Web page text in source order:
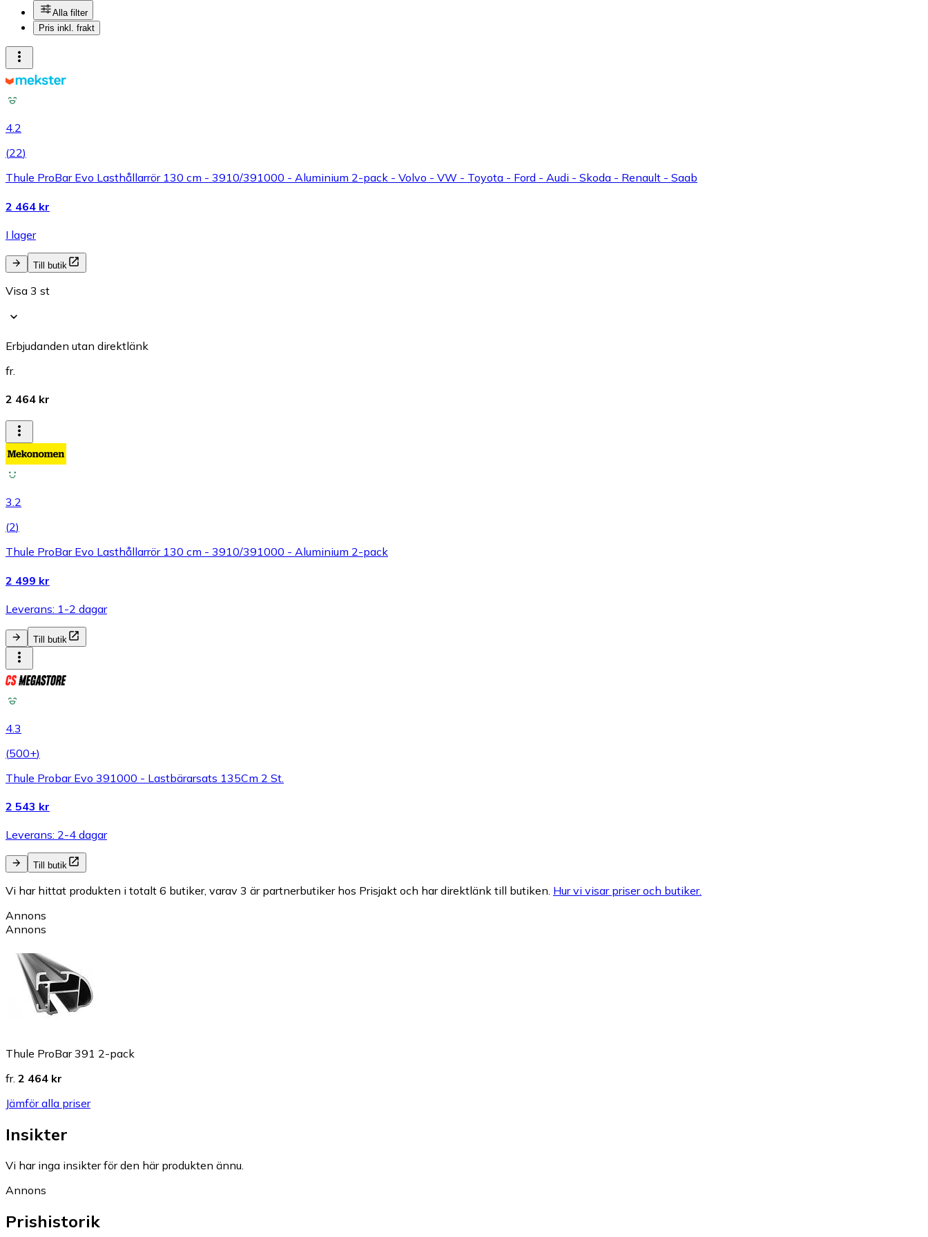
Alla filter
Pris inkl. frakt
4.2
(22)
Thule ProBar Evo Lasthållarrör 130 cm - 3910/391000 - Aluminium 2-pack - Volvo - VW - Toyota - Ford - Audi - Skoda - Renault - Saab
2 464 kr
I lager
Till butik
Visa 3 st
Erbjudanden utan direktlänk
fr.
2 464 kr
3.2
(2)
Thule ProBar Evo Lasthållarrör 130 cm - 3910/391000 - Aluminium 2-pack
2 499 kr
Leverans: 1-2 dagar
Till butik
4.3
(500+)
Thule Probar Evo 391000 - Lastbärarsats 135Cm 2 St.
2 543 kr
Leverans: 2-4 dagar
Till butik
Vi har hittat produkten i totalt 6 butiker, varav 3 är partnerbutiker hos Prisjakt och har direktlänk till butiken. Hur vi visar priser och butiker.
Annons
Annons
Thule ProBar 391 2-pack
fr. 2 464 kr
Jämför alla priser
Insikter
Vi har inga insikter för den här produkten ännu.
Annons
Prishistorik